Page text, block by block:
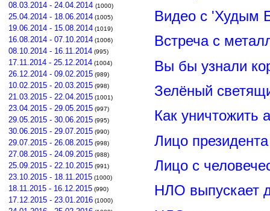
08.03.2014 - 24.04.2014 (1000)
25.04.2014 - 18.06.2014 (1005)
19.06.2014 - 15.08.2014 (1019)
16.08.2014 - 07.10.2014 (1006)
08.10.2014 - 16.11.2014 (995)
17.11.2014 - 25.12.2014 (1004)
26.12.2014 - 09.02.2015 (989)
10.02.2015 - 20.03.2015 (998)
21.03.2015 - 22.04.2015 (1001)
23.04.2015 - 29.05.2015 (997)
29.05.2015 - 30.06.2015 (995)
30.06.2015 - 29.07.2015 (990)
29.07.2015 - 26.08.2015 (998)
27.08.2015 - 24.09.2015 (988)
25.09.2015 - 22.10.2015 (991)
23.10.2015 - 18.11.2015 (1000)
18.11.2015 - 16.12.2015 (990)
17.12.2015 - 23.01.2016 (1000)
Видео с 'Худым
Встреча с
Вы бы узнали
Зелёный
Как уничтожить
Лицо
Лицо с
НЛО выпускает